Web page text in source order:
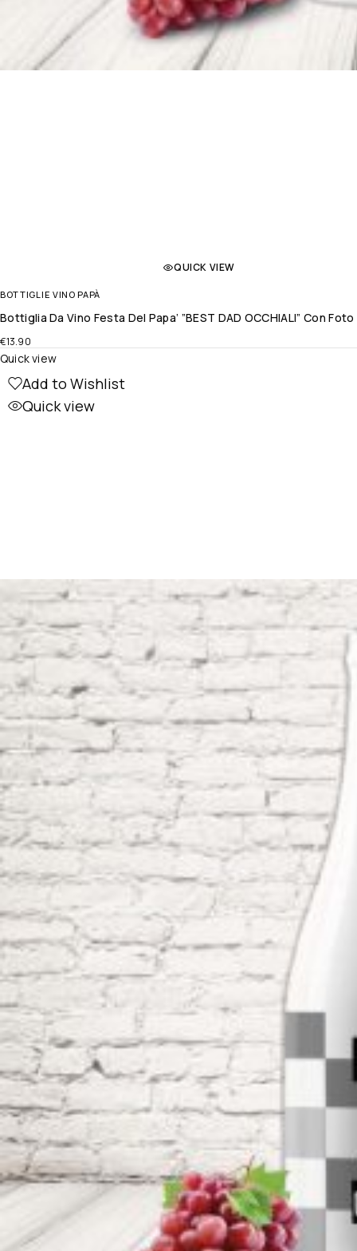
QUICK VIEW
BOTTIGLIE VINO PAPÀ
Bottiglia Da Vino Festa Del Papa’ ”BEST DAD OCCHIALI” Con
€13.90
Add to Wishlist
Quick view
Quick view